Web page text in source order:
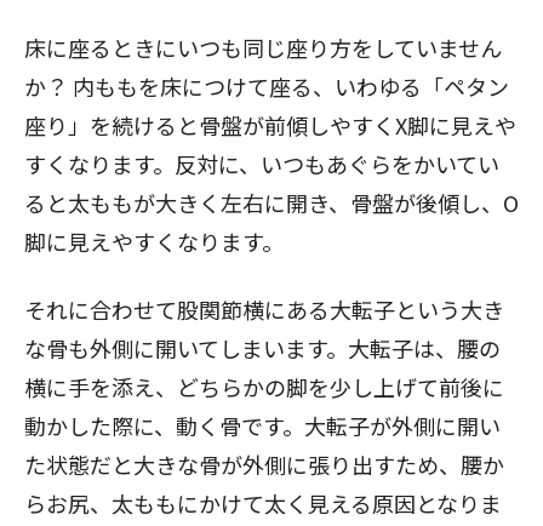
床に座るときにいつも同じ座り方をしていません
か？ 内ももを床につけて座る、いわゆる「ペタン
座り」を続けると骨盤が前傾しやすくX脚に見えや
すくなります。反対に、いつもあぐらをかいてい
ると太ももが大きく左右に開き、骨盤が後傾し、O
脚に見えやすくなります。
それに合わせて股関節横にある大転子という大き
な骨も外側に開いてしまいます。大転子は、腰の
横に手を添え、どちらかの脚を少し上げて前後に
動かした際に、動く骨です。大転子が外側に開い
た状態だと大きな骨が外側に張り出すため、腰か
らお尻、太ももにかけて太く見える原因となりま